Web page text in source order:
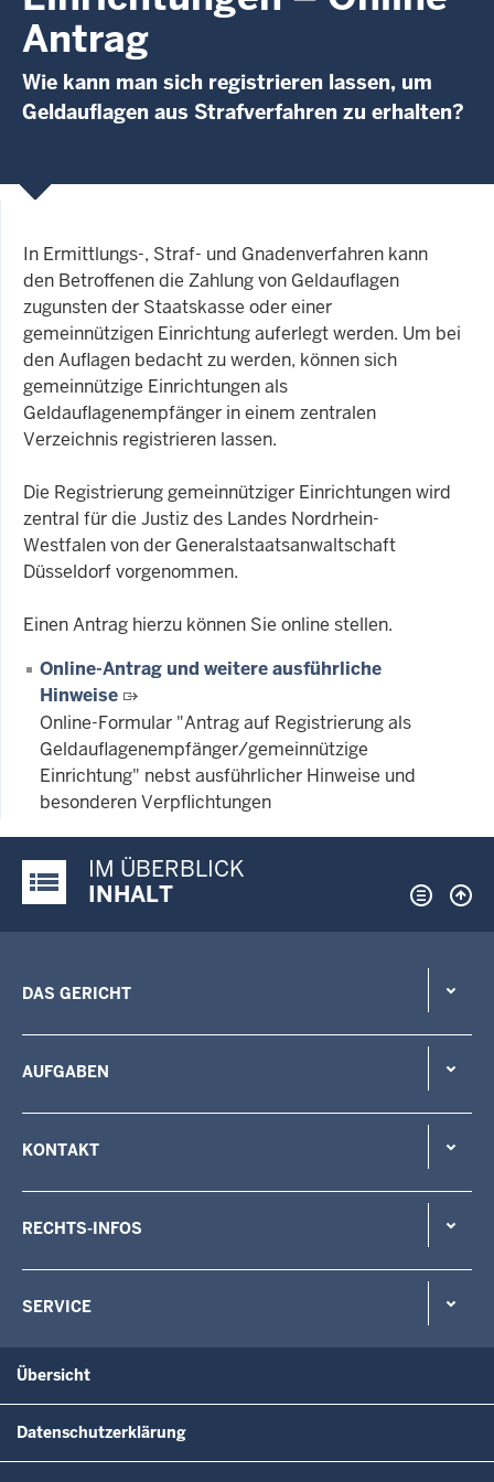
Antrag
Wie kann man sich registrieren lassen, um
Geldauflagen aus Strafverfahren zu erhalten?
In Ermittlungs-, Straf- und Gnadenverfahren kann
den Betroffenen die Zahlung von Geldauflagen
zugunsten der Staatskasse oder einer
gemeinnützigen Einrichtung auferlegt werden. Um bei
den Auflagen bedacht zu werden, können sich
gemeinnützige Einrichtungen als
Geldauflagenempfänger in einem zentralen
Verzeichnis registrieren lassen.
Die Registrierung gemeinnütziger Einrichtungen wird
zentral für die Justiz des Landes Nordrhein-
Westfalen von der Generalstaatsanwaltschaft
Düsseldorf vorgenommen.
Einen Antrag hierzu können Sie online stellen.
Online-Antrag und weitere ausführliche
Hinweise
Online-Formular "Antrag auf Registrierung als
Geldauflagenempfänger/gemeinnützige
Einrichtung" nebst ausführlicher Hinweise und
besonderen Verpflichtungen
Justiz-Portal im Überblick:
IM ÜBERBLICK
INHALT
DAS GERICHT
AUFGABEN
KONTAKT
RECHTS-INFOS
SERVICE
Übersicht
Datenschutzerklärung